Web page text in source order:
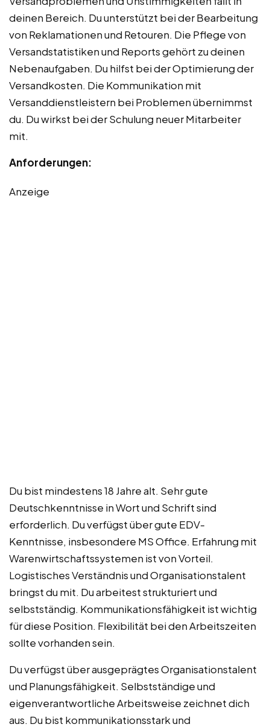
deinen Bereich. Du unterstützt bei der Bearbeitung
von Reklamationen und Retouren. Die Pflege von
Versandstatistiken und Reports gehört zu deinen
Nebenaufgaben. Du hilfst bei der Optimierung der
Versandkosten. Die Kommunikation mit
Versanddienstleistern bei Problemen übernimmst
du. Du wirkst bei der Schulung neuer Mitarbeiter
mit.
Anforderungen:
Anzeige
Du bist mindestens 18 Jahre alt. Sehr gute
Deutschkenntnisse in Wort und Schrift sind
erforderlich. Du verfügst über gute EDV-
Kenntnisse, insbesondere MS Office. Erfahrung mit
Warenwirtschaftssystemen ist von Vorteil.
Logistisches Verständnis und Organisationstalent
bringst du mit. Du arbeitest strukturiert und
selbstständig. Kommunikationsfähigkeit ist wichtig
für diese Position. Flexibilität bei den Arbeitszeiten
sollte vorhanden sein.
Du verfügst über ausgeprägtes Organisationstalent
und Planungsfähigkeit. Selbstständige und
eigenverantwortliche Arbeitsweise zeichnet dich
aus. Du bist kommunikationsstark und